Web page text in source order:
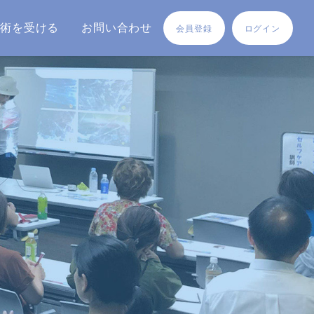
を受ける お問い合わせ 会員登録 ログイン